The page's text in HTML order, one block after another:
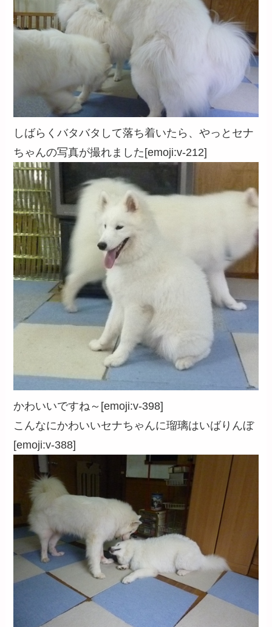
しばらくバタバタして落ち着いたら、やっとセナ
ちゃんの写真が撮れました[emoji:v-212]
かわいいですね～[emoji:v-398]
こんなにかわいいセナちゃんに瑠璃はいばりんぼ
[emoji:v-388]